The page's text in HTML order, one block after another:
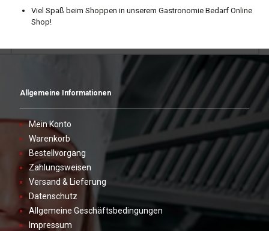
Viel Spaß beim Shoppen in unserem Gastronomie Bedarf Online
Shop!
Allgemeine Informationen
Mein Konto
Warenkorb
Bestellvorgang
Zahlungsweisen
Versand & Lieferung
Datenschutz
Allgemeine Geschäftsbedingungen
Impressum